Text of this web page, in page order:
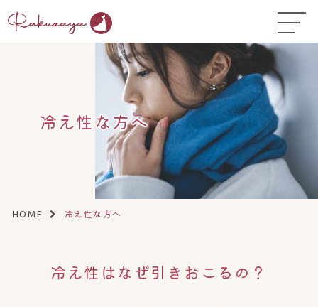
TOP
はじめての方へ▼
よくある質問
お悩み温活ガイド▼
店舗一覧▼
開業サポート ▼
冷え性な方へ
HOME 冷え性な方へ
冷え性はなぜ引きおこるの？